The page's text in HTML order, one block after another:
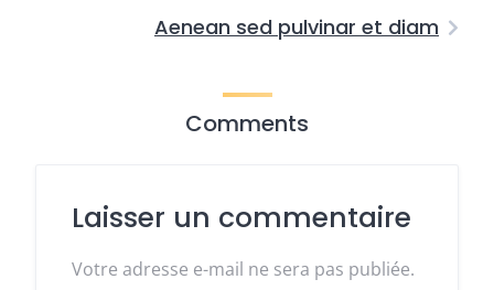
Aenean sed pulvinar et diam
Comments
Laisser un commentaire
Votre adresse e-mail ne sera pas publiée.